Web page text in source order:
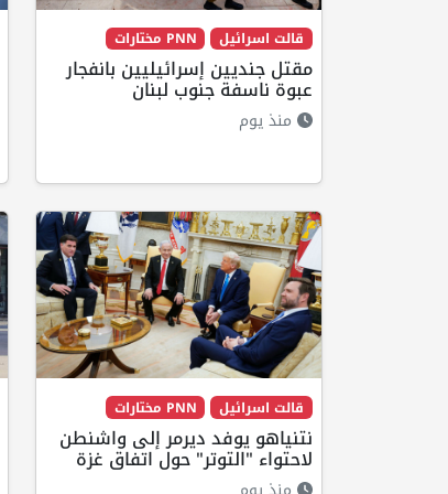
قالت اسرائيل PNN مختارات
مقتل جنديين إسرائيليين بانفجار
عبوة ناسفة جنوب لبنان
منذ يوم
قالت اسرائيل PNN مختارات
نتنياهو يوفد ديرمر إلى واشنطن
لاحتواء "التوتر" حول اتفاق غزة